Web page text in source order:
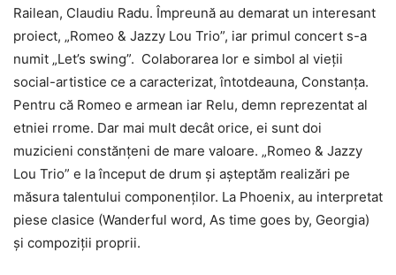
Railean, Claudiu Radu. Împreună au demarat un interesant
proiect, „Romeo & Jazzy Lou Trio”, iar primul concert s-a
numit „Let’s swing”. Colaborarea lor e simbol al vieții
social-artistice ce a caracterizat, întotdeauna, Constanța.
Pentru că Romeo e armean iar Relu, demn reprezentat al
etniei rrome. Dar mai mult decât orice, ei sunt doi
muzicieni constănțeni de mare valoare. „Romeo & Jazzy
Lou Trio” e la început de drum și așteptăm realizări pe
măsura talentului componenților. La Phoenix, au interpretat
piese clasice (Wanderful word, As time goes by, Georgia)
și compoziții proprii.